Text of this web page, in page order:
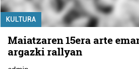
KULTURA
Maiatzaren 15era arte
argazki rallyan